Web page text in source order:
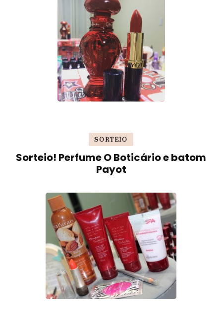
SORTEIO
Sorteio! Perfume O Boticário e batom
Payot